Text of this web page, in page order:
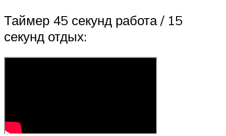
Таймер 45 секунд работа / 15
секунд отдых: